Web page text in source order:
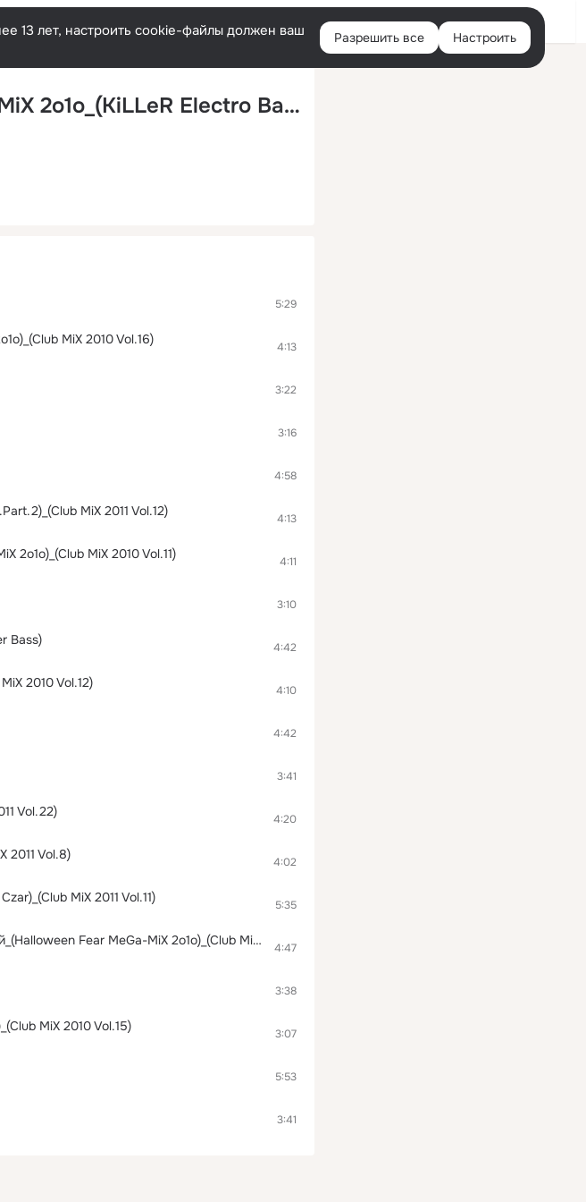
Войти
13 лет, настроить cookie-файлы должен ваш
Разрешить все Настроить
Все заебло_Live ReMiX 2o1o_(KiLLeR Electro BaSS)_(ft.Сектор Газа)_(2nd version 2010)
5:29
MiX 2010 Vol.16) 4:13
3:22
3:16
4:58
MiX 2011 Vol.12) 4:13
2o1o)_(Club MiX 2010 Vol.11) 4:11
3:10
Bass) 4:42
2010 Vol.12) 4:10
4:42
3:41
Vol.22) 4:20
2011 Vol.8) 4:02
MiX 2011 Vol.11) 5:35
Дети хлопают в ладоши, Всем спасибо, Фен хороший_(Halloween Fear MeGa-MiX 2o1o)_(Club MiX 2010 Vol.24) 4:47
3:38
MiX 2010 Vol.15) 3:07
5:53
3:41